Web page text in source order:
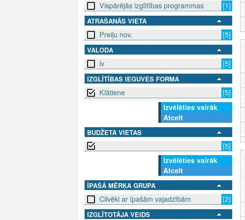
Vispārējās izglītības programmas
[1]
ATRAŠANĀS VIETA
Preiļu nov. [5]
VALODA
lv [5]
IZGLĪTĪBAS IEGUVES FORMA
Klātiene
[5]
Izvēlēties vairāk
Atcelt
BUDŽETA VIETAS
[5]
Izvēlēties vairāk
Atcelt
ĪPAŠĀ MĒRĶA GRUPA
Cilvēki ar īpašām vajadzībām [2]
IZGLĪTOTĀJA VEIDS